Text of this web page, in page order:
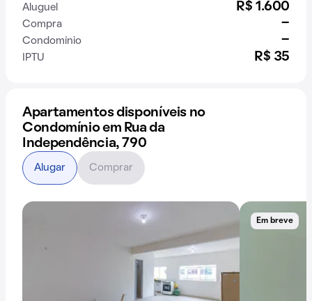
Aluguel R$ 1.600
Compra -
Condomínio -
IPTU R$ 35
Apartamentos disponíveis no
Condomínio em Rua da
Independência, 790
Em breve
Alugar Comprar